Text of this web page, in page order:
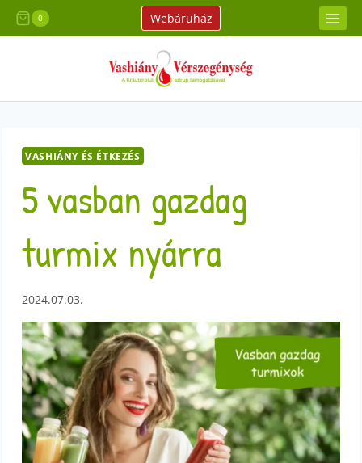
Skip
to
0 Webáruház
VASHIÁNY ÉS ÉTKEZÉS
5 vasban gazdag
turmix nyárra
2024.07.03.